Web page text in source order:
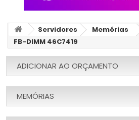
Servidores Memórias
FB-DIMM 46C7419
ADICIONAR AO ORÇAMENTO
MEMÓRIAS